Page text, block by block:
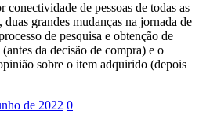
conectividade de pessoas de todas as
grandes mudanças na jornada de
de pesquisa e obtenção de
da decisão de compra) e o
sobre o item adquirido (depois
de 2022 0